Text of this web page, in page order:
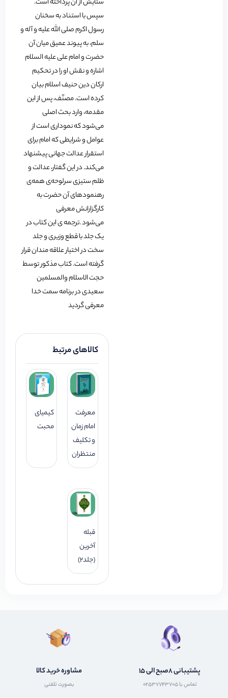
سپس با استناد به سخنان
رسول اکرم صلی الله علیه و آله و
سلم، به پیوند عمیق میان آن
حضرت و امام علی علیه السلام
اشاره و نقش او را در تحکیم
ارکان دین حنیف اسلام بیان
کرده است. مصنّف، پس از این
مقدمه، وارد بحث اصلی
می‌شود که نموداری است از
عوامل و شرایطی که امام برای
استقرار عدالت جهانی پیشنهاد
می‌کند. در این گفتار، عدالت و
ظلم ستیزی سرلوحه‌ی همه‌ی
رهنمودهای آن حضرت به
کارگزارانش معرفی
می‌شود .ترجمه ی این کتاب در
یک جلد با قطع وزیری و جلد
سخت در اختیار علاقه مندان قرار
گرفته است. کتاب مذکور توسط
حجت الاسلام والمسلمین
سعیدی در برنامه سمت خدا
معرفی گردید
کالاهای مرتبط
معرفت
امام زمان
و تکلیف
منتظران
کیمیای
محبت
قبله
آخرین
(جلد2)
پشتیبانی 8صبح الی 15
تماس با 02537743705
مشاوره خرید کالا
بصورت تلفنی